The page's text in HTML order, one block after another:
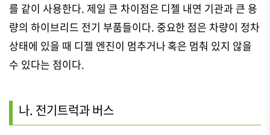
를 같이 사용한다. 제일 큰 차이점은 디젤 내연 기관과 큰 용
량의 하이브리드 전기 부품들이다. 중요한 점은 차량이 정차
상태에 있을 때 디젤 엔진이 멈추거나 혹은 멈춰 있지 않을
수 있다는 점이다.
나. 전기트럭과 버스